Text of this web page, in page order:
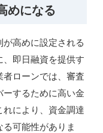
めになる
高めに設定される
即日融資を提供す
ローンでは、審査
するために高い金
により、資金調達
可能性がありま